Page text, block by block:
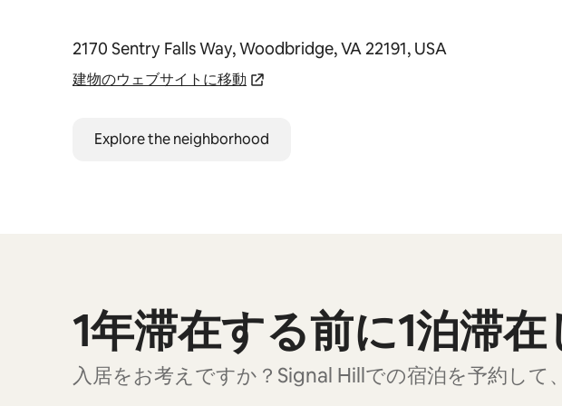
2170 Sentry Falls Way, Woodbridge, VA 22191, USA
建物のウェブサイトに移動
Explore the neighborhood
1年滞在する前に1泊滞
入居をお考えですか？Signal Hillでの宿泊を予約して
0件中0件表示